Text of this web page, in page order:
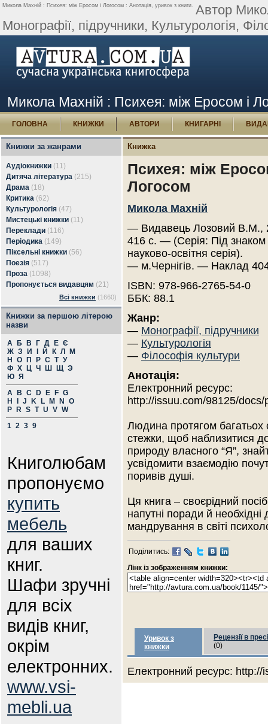
Микола Махній : Психея: між Еросом і Логосом : Анотація, уривок з книги. Автор
Монографії, підручники, Культурологія,
Микола Махній : Психея: між Еросом і
ГОЛОВНА КНИЖКИ АВТОРИ КНИГАРНІ
Книжки за жанрами
Аудіокнижки (11)
Дитяча література (215)
Драма (18)
Критика (62)
Культурологія (47)
Мистецькі книжки (11)
Переклади (116)
Періодика (149)
Піксельні книжки (56)
Поезія (517)
Проза (1098)
Пропонується видавцям (21)
Всі книжки (1660)
Книжки за першою літерою
назви
А Б В Г Д Е Є
Ж З И Й К Л
М
Н
О П Р С Т У
Ф Х Ц Ч Ш Щ Э
Ю Я
A
B C D E F G
H
J K L M N
O
P
R S T U V W
1 2 3 9
Книголюбам
пропонуємо
купить
мебель
для ваших
книг.
Шафи зручні
для всіх
видів книг,
окрім
електронних.
www.vsi-
mebli.ua
Книжка
Психея: між
Логосом
Микола Махній
— Видавець Лозовий В.М.,
416 с. — (Серія: Під знаком
науково-освітня серія).
— м.Чернігів. — Наклад
ISBN: 978-966-2765-54-0
ББК: 88.1
Жанр:
— Монографії, підручники
— Культурологія
— Філософія культури
Анотація:
Електронний ресурс:
http://issuu.com/98125/docs/
Людина протягом багатьох
стежки, щоб наблизитися
природу власного “Я”,
усвідомити взаємодію
поривів душі.
Ця книга – своєрідний
напутні поради й
мандрування в світі
Поділитись:
Лінк із зображенням книжки:
Уривок з
книжки
Рецензії в пресі
(0)
Електронний ресурс: